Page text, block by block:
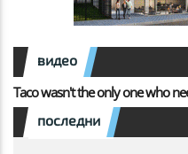
видео
Taco wasn't the only one who
последни